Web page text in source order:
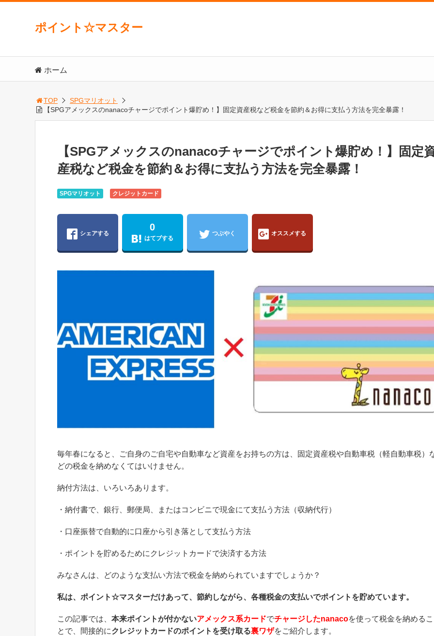
ポイント☆マスター
ホーム
TOP
SPGマリオット
【SPGアメックスのnanacoチャージでポイント爆貯め！】固定資産税など税金を節約＆お得に支払う方法を完全暴露！
【SPGアメックスのnanacoチャージでポイント爆貯め！】固定
産税など税金を節約＆お得に支払う方法を完全暴露！
SPGマリオット クレジットカード
シェアする
0
はてブする
つぶやく オススメする
毎年春になると、ご自身のご自宅や自動車など資産をお持ちの方は、固定資産税や自動車税（軽自動車税）
どの税金を納めなくてはいけません。
納付方法は、いろいろあります。
・納付書で、銀行、郵便局、またはコンビニで現金にて支払う方法（収納代行）
・口座振替で自動的に口座から引き落として支払う方法
・ポイントを貯めるためにクレジットカードで決済する方法
みなさんは、どのような支払い方法で税金を納められていますでしょうか？
私は、ポイント☆マスターだけあって、節約しながら、各種税金の支払いでポイントを貯めています。
この記事では、 本来ポイントが付かないアメックス系カードでチャージしたnanacoを使って税金を納めるこ
とで、間接的にクレジットカードのポイントを受け取る裏ワザをご紹介します。